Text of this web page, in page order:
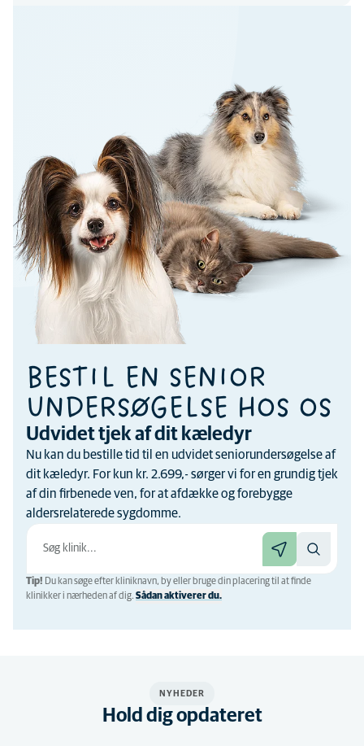
BESTIL EN SENIOR
UNDERSØGELSE HOS OS
Udvidet tjek af dit kæledyr
Nu kan du bestille tid til en udvidet seniorundersøgelse af
dit kæledyr. For kun kr. 2.699,- sørger vi for en grundig tjek
af din firbenede ven, for at afdække og forebygge
aldersrelaterede sygdomme.
Tip! Du kan søge efter kliniknavn, by eller bruge din placering til at finde
klinikker i nærheden af ​​dig. Sådan aktiverer du.
NYHEDER
Hold dig opdateret